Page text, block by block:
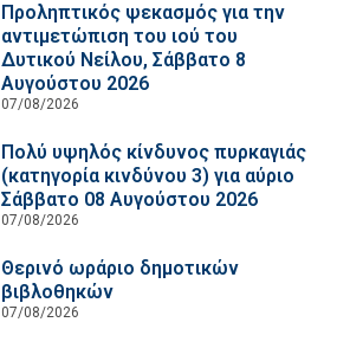
Προληπτικός ψεκασμός για την
αντιμετώπιση του ιού του
Δυτικού Νείλου, Σάββατο 8
Αυγούστου 2026
07/08/2026
Πολύ υψηλός κίνδυνος πυρκαγιάς
(κατηγορία κινδύνου 3) για αύριο
Σάββατο 08 Αυγούστου 2026
07/08/2026
Θερινό ωράριο δημοτικών
βιβλοθηκών
07/08/2026